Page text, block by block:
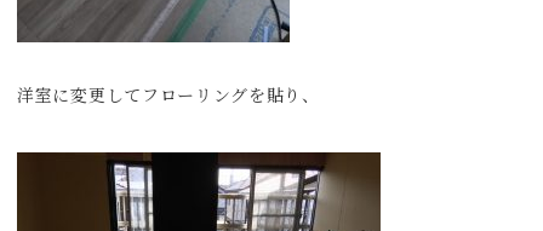
洋室に変更してフローリングを貼り、